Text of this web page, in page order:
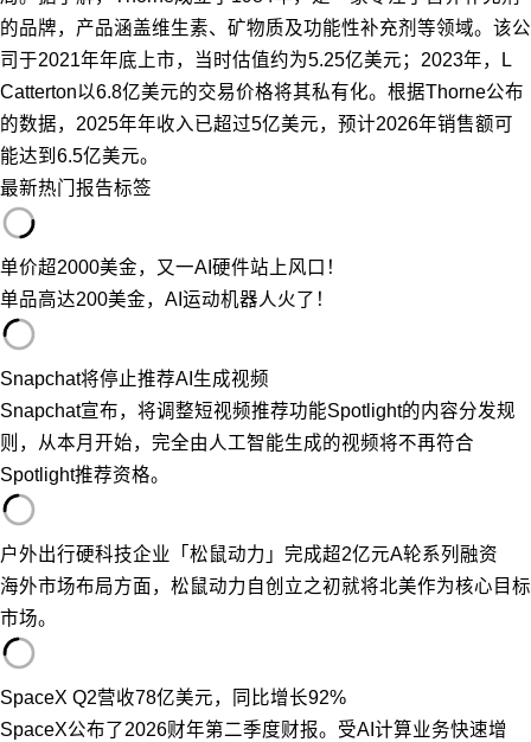
的品牌，产品涵盖维生素、矿物质及功能性补充剂等领域。该公
司于2021年年底上市，当时估值约为5.25亿美元；2023年，L
Catterton以6.8亿美元的交易价格将其私有化。根据Thorne公布
的数据，2025年年收入已超过5亿美元，预计2026年销售额可
能达到6.5亿美元。
最新热门 报告标签
单价超2000美金，又一AI硬件站上风口！
单品高达200美金，AI运动机器人火了！
Snapchat将停止推荐AI生成视频
Snapchat宣布，将调整短视频推荐功能Spotlight的内容分发规
则，从本月开始，完全由人工智能生成的视频将不再符合
Spotlight推荐资格。
户外出行硬科技企业「松鼠动力」完成超2亿元A轮系列融资
海外市场布局方面，松鼠动力自创立之初就将北美作为核心目标
市场。
SpaceX Q2营收78亿美元，同比增长92%
SpaceX公布了2026财年第二季度财报。受AI计算业务快速增